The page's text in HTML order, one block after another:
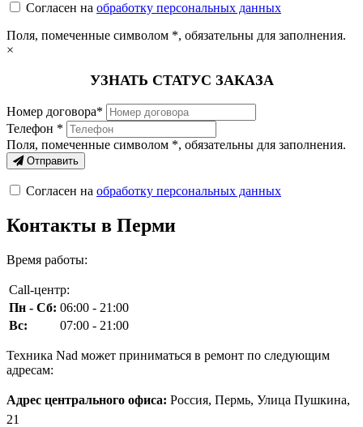
Согласен на обработку персональных данных
Поля, помеченные символом *, обязательны для заполнения.
×
УЗНАТЬ СТАТУС ЗАКАЗА
Номер договора*
Телефон *
Поля, помеченные символом *, обязательны для заполнения.
Отправить
Согласен на обработку персональных данных
Контакты в Перми
Время работы:
Call-центр:
Пн - Сб: 06:00 - 21:00
Вс:
07:00 - 21:00
Техника Nad может приниматься в ремонт по следующим
адресам:
Адрес центрального офиса: Россия, Пермь, Улица Пушкина,
21